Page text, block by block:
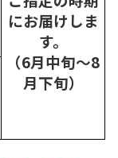
にお届けしま
す。
（6月中旬～8
月下旬）